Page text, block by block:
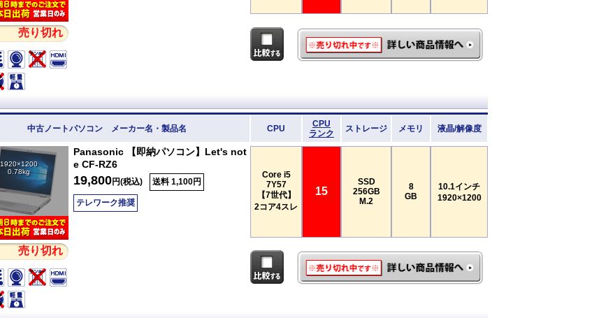
売り切れ
中古ノートパソコン メーカー名・製品名 CPU
CPU
ランク
ストレージ メモリ 液晶/解像度
1920×1200
0.78kg
売り切れ
Panasonic 【即納パソコン】Let's not
e CF-RZ6
19,800円(税込) 送料 1,100円
テレワーク推奨
Core i5
7Y57
【7世代】
2コア4スレ
15
SSD
256GB
M.2
8
GB
10.1インチ
1920×1200